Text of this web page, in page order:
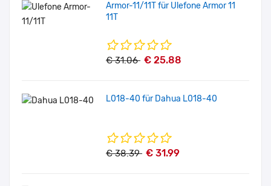
Armor-11/11T für Ulefone Armor 11
11T
€ 31.06 € 25.88
L018-40 für Dahua L018-40
€ 38.39 € 31.99